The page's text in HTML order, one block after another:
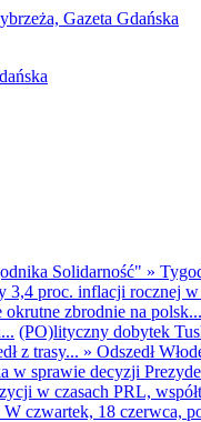
Solidarność" »
3,4 proc. inflacji rocznej
okrutne zbrodnie na polsk...
(PO)lityczny dobytek
z trasy... » Odszedł
w sprawie decyzji
w czasach PRL,
W czwartek, 18 czerwca,